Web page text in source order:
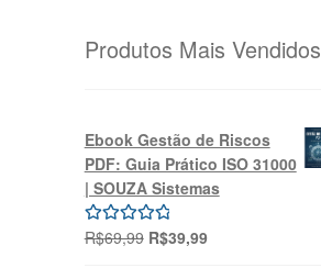
Produtos Mais Vendidos
Ebook Gestão de Riscos
PDF: Guia Prático ISO 31000
| SOUZA Sistemas
Avaliação
R$69,99 O
R$39,99O